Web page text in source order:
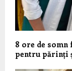
8 ore de
pentru părinți